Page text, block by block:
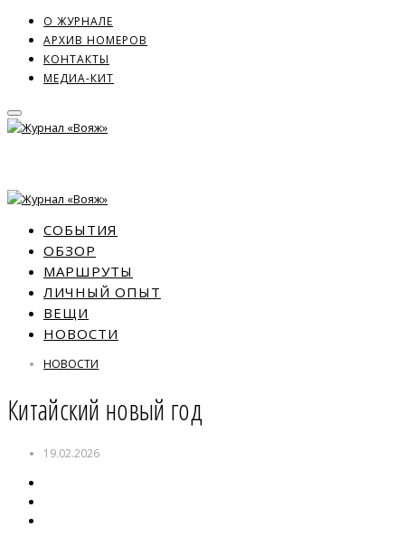
О ЖУРНАЛЕ
АРХИВ НОМЕРОВ
КОНТАКТЫ
МЕДИА-КИТ
СОБЫТИЯ
ОБЗОР
МАРШРУТЫ
ЛИЧНЫЙ ОПЫТ
ВЕЩИ
НОВОСТИ
НОВОСТИ
Китайский новый год
19.02.2026